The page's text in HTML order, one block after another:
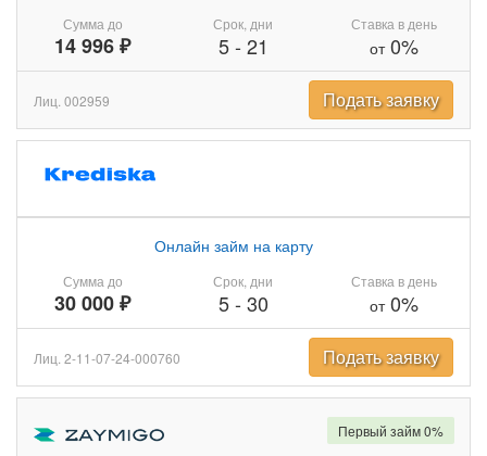
Сумма до
14 996 ₽
Срок, дни
5- 21
Ставка в день
от0%
Лиц. 002959 Подать заявку
Сумма до
30 000 ₽
Онлайн займ на карту
Срок, дни
5- 30
Ставка в день
от0%
Лиц. 2-11-07-24-000760 Подать заявку
Первый займ 0%